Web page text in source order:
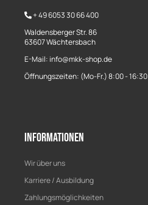
+49 6053 30 66 400
Waldensberger Str. 86
63607 Wächtersbach
E-Mail: info@mkk-shop.de
Öffnungszeiten: (Mo-Fr.) 8:00 - 16:30
Informationen
Wir über uns
Karriere / Ausbildung
Zahlungsmöglichkeiten